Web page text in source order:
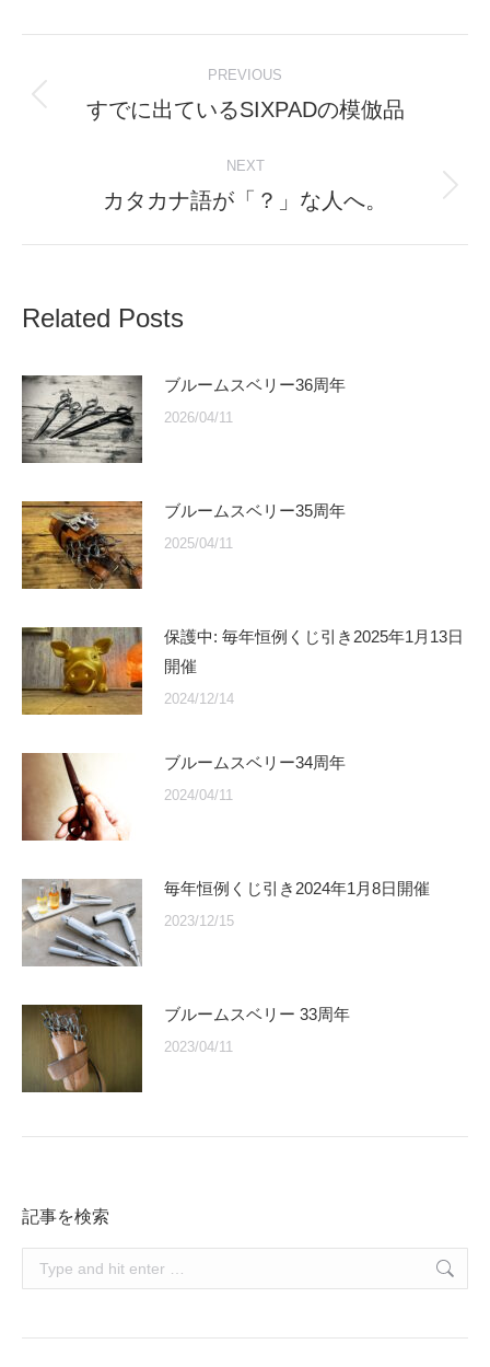
navigation
PREVIOUS
Previous
すでに出ているSIXPADの模倣品
NEXT
Next
カタカナ語が「？」な人へ。
Related Posts
ブルームスベリー36周年
2026/04/11
ブルームスベリー35周年
2025/04/11
保護中: 毎年恒例くじ引き2025年1月13日
開催
2024/12/14
ブルームスベリー34周年
2024/04/11
毎年恒例くじ引き2024年1月8日開催
2023/12/15
ブルームスベリー 33周年
2023/04/11
記事を検索
Search: